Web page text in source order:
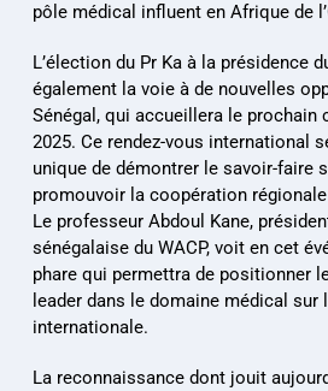
pôle médical influent en Afrique de
L’élection du Pr Ka à la présidence
également la voie à de nouvelles
Sénégal, qui accueillera le prochain
2025. Ce rendez-vous international
unique de démontrer le savoir-faire
promouvoir la coopération
Le professeur Abdoul Kane,
sénégalaise du WACP, voit en cet
phare qui permettra de positionner
leader dans le domaine médical sur
internationale.
La reconnaissance dont jouit